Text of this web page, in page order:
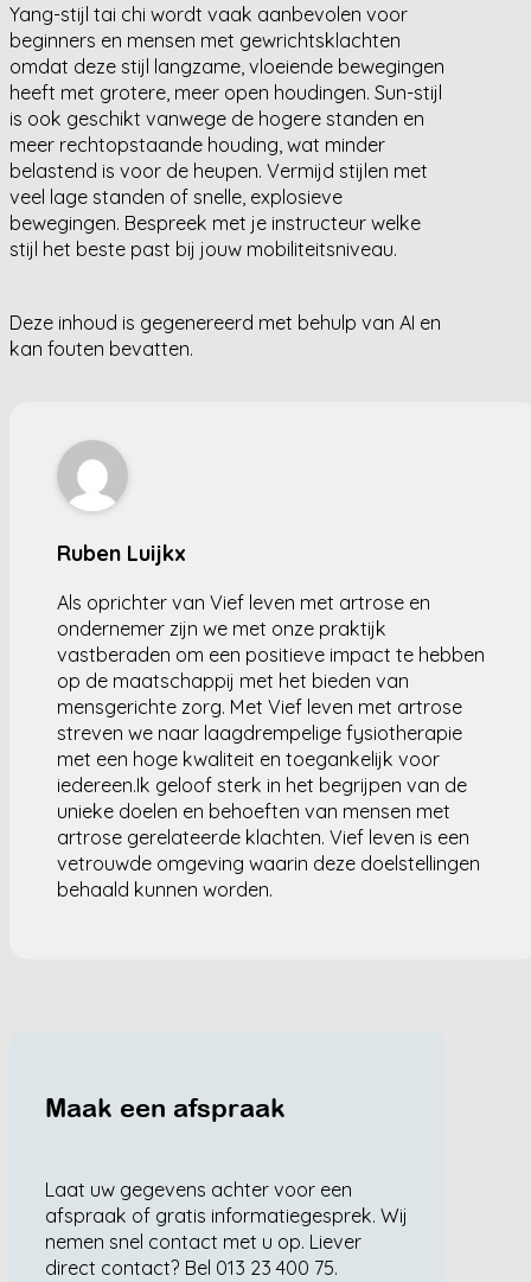
Yang-stijl tai chi wordt vaak aanbevolen voor
beginners en mensen met gewrichtsklachten
omdat deze stijl langzame, vloeiende bewegingen
heeft met grotere, meer open houdingen. Sun-stijl
is ook geschikt vanwege de hogere standen en
meer rechtopstaande houding, wat minder
belastend is voor de heupen. Vermijd stijlen met
veel lage standen of snelle, explosieve
bewegingen. Bespreek met je instructeur welke
stijl het beste past bij jouw mobiliteitsniveau.
Deze inhoud is gegenereerd met behulp van AI en
kan fouten bevatten.
Ruben Luijkx
Als oprichter van Vief leven met artrose en
ondernemer zijn we met onze praktijk
vastberaden om een positieve impact te hebben
op de maatschappij met het bieden van
mensgerichte zorg. Met Vief leven met artrose
streven we naar laagdrempelige fysiotherapie
met een hoge kwaliteit en toegankelijk voor
iedereen.Ik geloof sterk in het begrijpen van de
unieke doelen en behoeften van mensen met
artrose gerelateerde klachten. Vief leven is een
vetrouwde omgeving waarin deze doelstellingen
behaald kunnen worden.
Maak een afspraak
Laat uw gegevens achter voor een
afspraak of gratis informatiegesprek. Wij
nemen snel contact met u op. Liever
direct contact? Bel 013 23 400 75.